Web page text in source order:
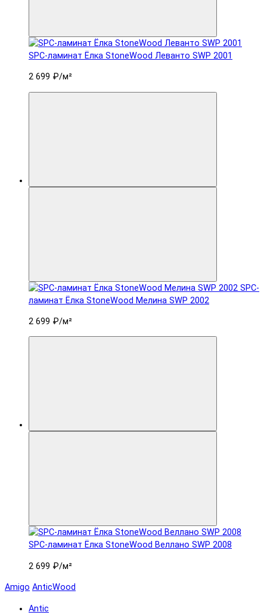
SPC-ламинат Ëлка StoneWood Леванто SWP 2001
2 699 ₽/м²
SPC-
ламинат Ëлка StoneWood Мелина SWP 2002
2 699 ₽/м²
SPC-ламинат Ëлка StoneWood Веллано SWP 2008
2 699 ₽/м²
Amigo AnticWood
Antic